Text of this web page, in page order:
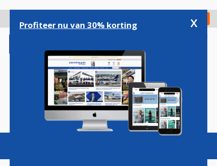
gaan
Check in
Magazine Podcasts Vacatures
Profiteer nu van 30% korting x